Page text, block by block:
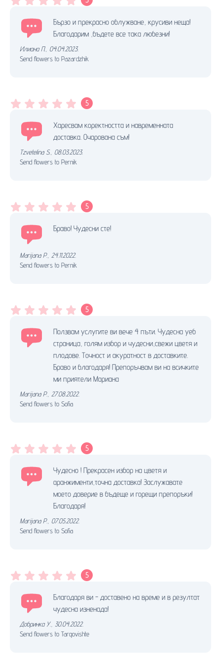
Бързо и прекрасно облужване, крусиви неща!
Благодарим ,бъдете все така любезни!
Илиана П. 04.04.2023.
Send flowers to Pazardzhik
5
Харесвам коректността и навременната
доставка. Очарована съм!
Tzvetelina S. 08.03.2023.
Send flowers to Pernik
5
Браво! Чудесни сте!
Marijana P. 24.11.2022.
Send flowers to Pernik
5
Ползвам услугите ви вече 4 пъти. Чудесна уеб
страница, голям избор и чудесни,свежи цветя и
плодове. Точност и акуратност в доставките.
Браво и благодаря! Препоръчвам ви на всичките
ми приятели Мариана
Marijana P. 27.08.2022.
Send flowers to Sofia
5
Чудесно ! Прекрасен избор на цветя и
аранжименти,точна доставка! Заслужавате
моето доверие в бъдеще и горещи препоръки!
Благодаря!
Marijana P. 07.05.2022.
Send flowers to Sofia
5
Благодаря ви - доставено на време и в резултат
чудесна изненада!
Добринка У. 30.04.2022.
Send flowers to Targovishte